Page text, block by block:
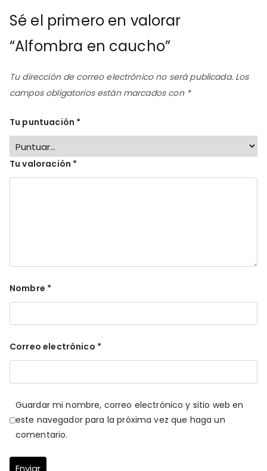
Sé el primero en valorar
“Alfombra en caucho”
Tu dirección de correo electrónico no será publicada. Los
campos obligatorios están marcados con *
Tu puntuación *
Tu valoración *
Nombre *
Correo electrónico *
Guardar mi nombre, correo electrónico y sitio web en
este navegador para la próxima vez que haga un
comentario.